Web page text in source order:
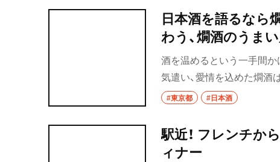
日本酒を語るなら
わう、燗酒のうま
酒を温めるという一手間か
気遣い、愛情を込めた燗酒
腐、金目の煮付けはどうだ
#東京都 #日本酒
駅近！ フレンチか
ィナー